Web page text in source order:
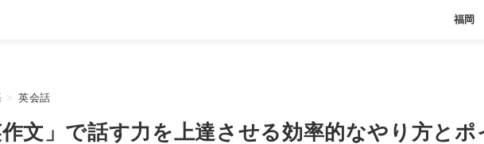
福岡
> 英会話
作文」で話す力を上達させる効率的なやり方とポ